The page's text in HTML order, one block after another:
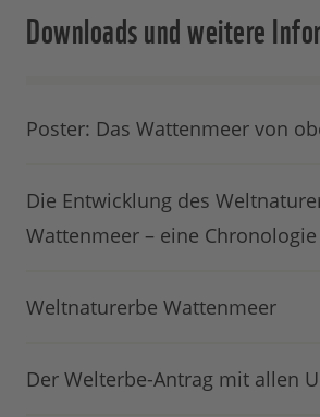
Downloads und weitere
Poster: Das Wattenmeer von
Die Entwicklung des
Wattenmeer – eine Chronologie
Weltnaturerbe Wattenmeer
Der Welterbe-Antrag mit allen